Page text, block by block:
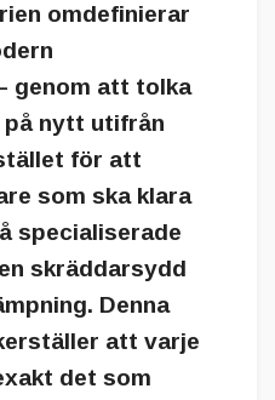
omdefinierar
genom att tolka
på nytt utifrån
för att
som ska klara
specialiserade
skräddarsydd
Denna
att varje
det som